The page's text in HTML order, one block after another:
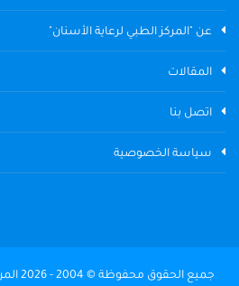
عن "المركز الطبي لرعاية الأسنان"
المقالات
اتصل بنا
سياسة الخصوصية